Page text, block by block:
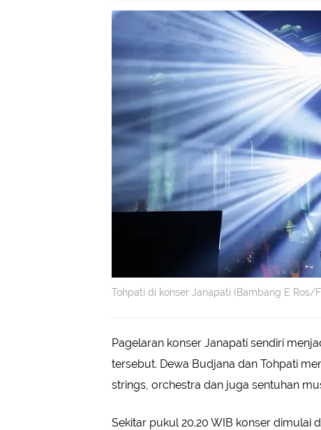
Tohpati di konser Janapati (Bambang E Ros/
Pagelaran konser Janapati sendiri
tersebut. Dewa Budjana dan Tohpati
strings, orchestra dan juga sentuhan
Sekitar pukul 20.20 WIB konser dimulai